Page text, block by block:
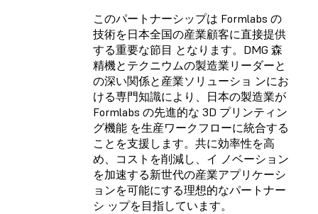
このパートナーシップは Formlabs の
技術を日本全国の産業顧客に直接提供
する重要な節目 となります。DMG 森
精機とテクニウムの製造業リーダーと
の深い関係と産業ソリューショ ンにお
ける専門知識により、日本の製造業が
Formlabs の先進的な 3D プリンティン
グ機能 を生産ワークフローに統合する
ことを支援します。共に効率性を高
め、コストを削減し、イ ノベーション
を加速する新世代の産業アプリケーシ
ョンを可能にする理想的なパートナー
シ ップを目指しています。